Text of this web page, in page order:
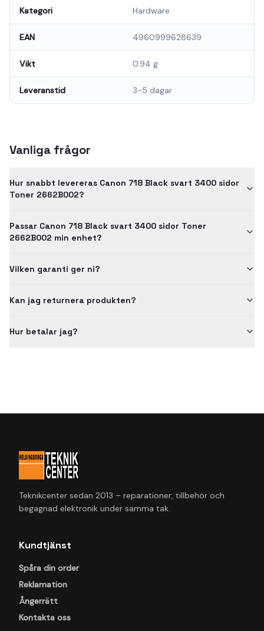
Kategori Hardware
EAN 4960999628639
Vikt 0.94 g
Leveranstid 3-5 dagar
Vanliga frågor
Hur snabbt levereras Canon 718 Black svart 3400 sidor
Toner 2662B002?
Passar Canon 718 Black svart 3400 sidor Toner
2662B002 min enhet?
Vilken garanti ger ni?
Kan jag returnera produkten?
Hur betalar jag?
Teknikcenter sedan 2013 – reparationer, tillbehör och
begagnad elektronik under samma tak.
Kundtjänst
Spåra din order
Reklamation
Ångerrätt
Kontakta oss